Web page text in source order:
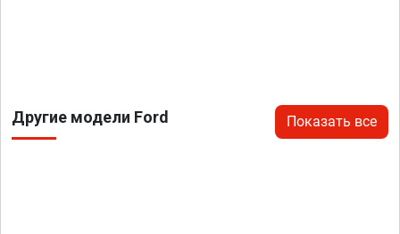
Другие модели Ford Показать все